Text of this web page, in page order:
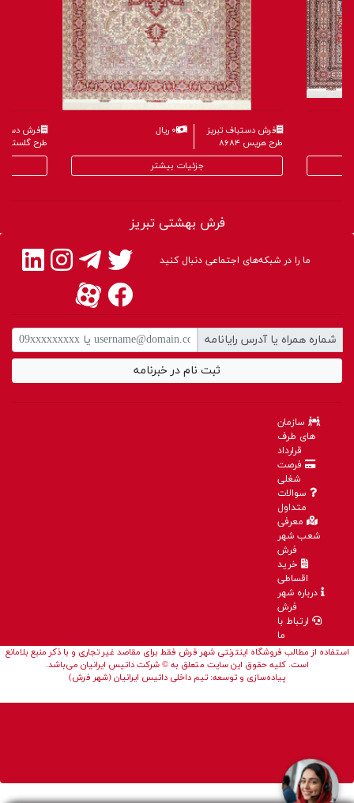
فرش
طرح گلستانی
۰ ریال
فرش دستباف تبریز
طرح هریس ۸۶۸۴
جزئیات بیشتر
فرش بهشتی تبریز
ما را در شبکه‌های اجتماعی دنبال کنید
شماره همراه یا آدرس رایانامه
ثبت نام در خبرنامه
سازمان
های طرف
قرارداد
فرصت
شغلی
سوالات
متداول
معرفی
شعب شهر
فرش
خرید
اقساطی
درباره شهر
فرش
ارتباط با
ما
استفاده از مطالب فروشگاه اینترنتی شهر فرش فقط برای مقاصد غیر تجاری و با ذکر منبع بلامانع
است. کلیه حقوق این سایت متعلق به © شرکت داتیس ایرانیان می‌باشد.
پیاده‌سازی و توسعه: تیم داخلی داتیس ایرانیان (شهر فرش)